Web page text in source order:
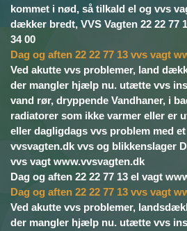
kommet i nød, så tilkald el og vvs
dækker bredt, VVS Vagten 22 22 77
34 00
Dag og aften 22 22 77 13 vvs vagt
Ved akutte vvs problemer, land
der mangler hjælp nu. utætte vvs
vand rør, dryppende Vandhaner, i
radiatorer som ikke varmer eller er
eller dagligdags vvs problem med
vvsvagten.dk vvs og blikkenslager
vvs vagt www.vvsvagten.dk
Dag og aften 22 22 77 13 el vagt
Dag og aften 22 22 77 13 vvs vagt
Ved akutte vvs problemer,
der mangler hjælp nu. utætte vvs